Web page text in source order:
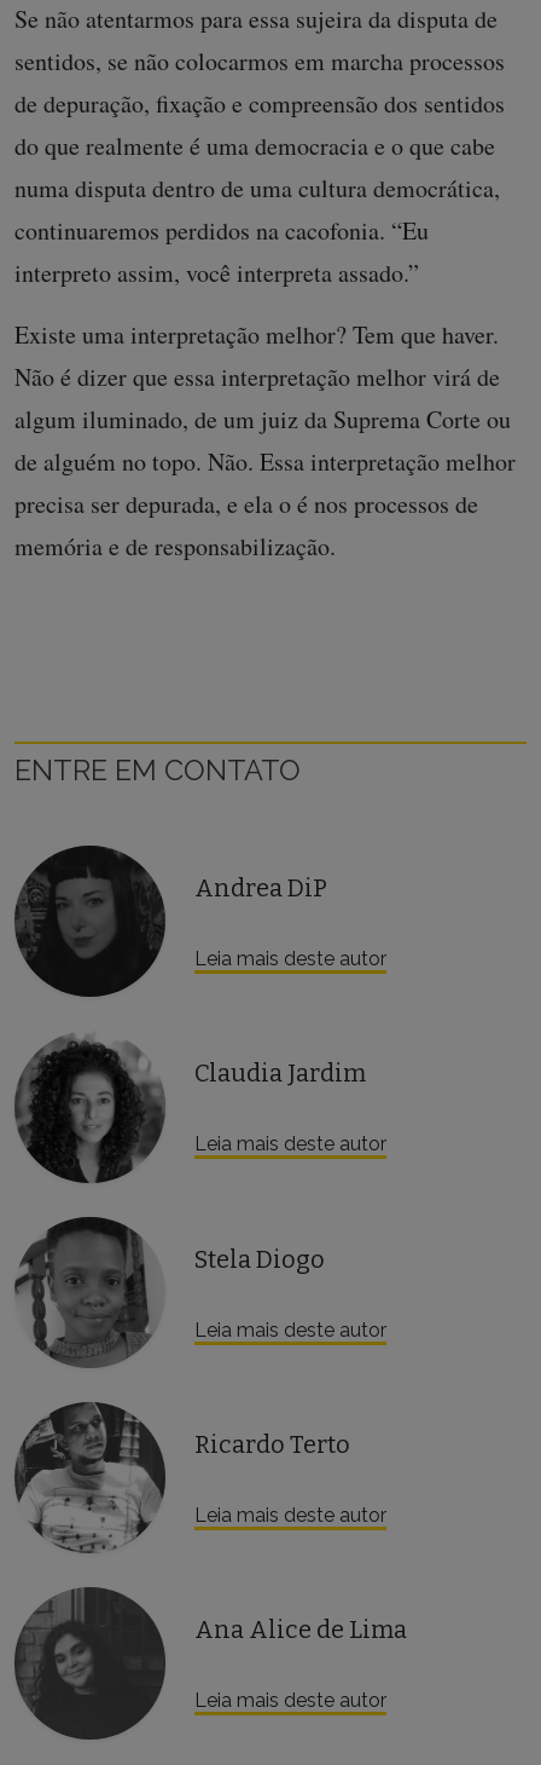
Se não atentarmos para essa sujeira da disputa de
sentidos, se não colocarmos em marcha processos
de depuração, fixação e compreensão dos sentidos
do que realmente é uma democracia e o que cabe
numa disputa dentro de uma cultura democrática,
continuaremos perdidos na cacofonia. “Eu
interpreto assim, você interpreta assado.”
Existe uma interpretação melhor? Tem que haver.
Não é dizer que essa interpretação melhor virá de
algum iluminado, de um juiz da Suprema Corte ou
de alguém no topo. Não. Essa interpretação melhor
precisa ser depurada, e ela o é nos processos de
memória e de responsabilização.
ENTRE EM CONTATO
Andrea DiP
Leia mais deste autor
Claudia Jardim
Leia mais deste autor
Stela Diogo
Leia mais deste autor
Ricardo Terto
Leia mais deste autor
Ana Alice de Lima
Leia mais deste autor